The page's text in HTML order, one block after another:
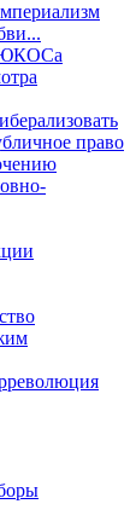
ЮКОСа
право